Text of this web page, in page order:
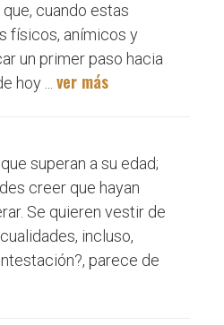
cuando estas
físicos, anímicos y
un primer paso hacia
hoy ... ver más
superan a su edad;
creer que hayan
Se quieren vestir de
incluso,
parece de